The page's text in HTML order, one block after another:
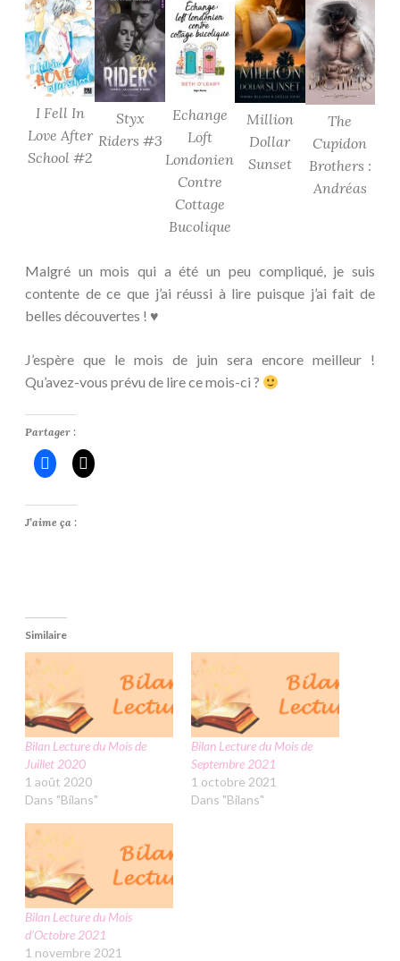
I Fell In
Love After
School #2
Styx
Riders #3
Echange
Loft
Londonien
Contre
Cottage
Bucolique
Million
Dollar
Sunset
The
Cupidon
Brothers :
Andréas
Malgré un mois qui a été un peu compliqué, je suis
contente de ce que j’ai réussi à lire puisque j’ai fait de
belles découvertes ! ♥
J’espère que le mois de juin sera encore meilleur !
Qu’avez-vous prévu de lire ce mois-ci ?
Partager :
J’aime ça :
Similaire
Bilan Lecture du Mois de
Juillet 2020
1 août 2020
Dans "Bilans"
Bilan Lecture du Mois de
Septembre 2021
1 octobre 2021
Dans "Bilans"
Bilan Lecture du Mois
d’Octobre 2021
1 novembre 2021